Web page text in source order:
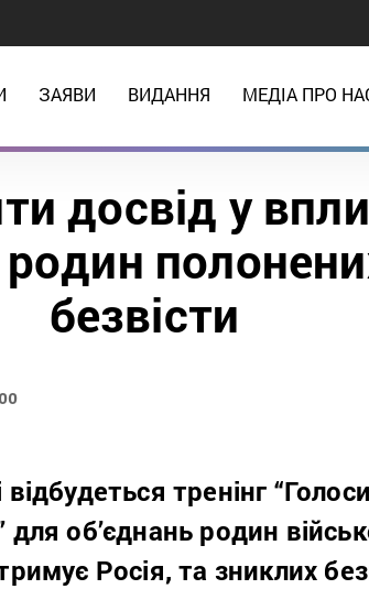
ЗАЯВИ ВИДАННЯ МЕДІА ПРО
досвід у
безвісти
тренінг
об’єднань родин
Росія, та зниклих